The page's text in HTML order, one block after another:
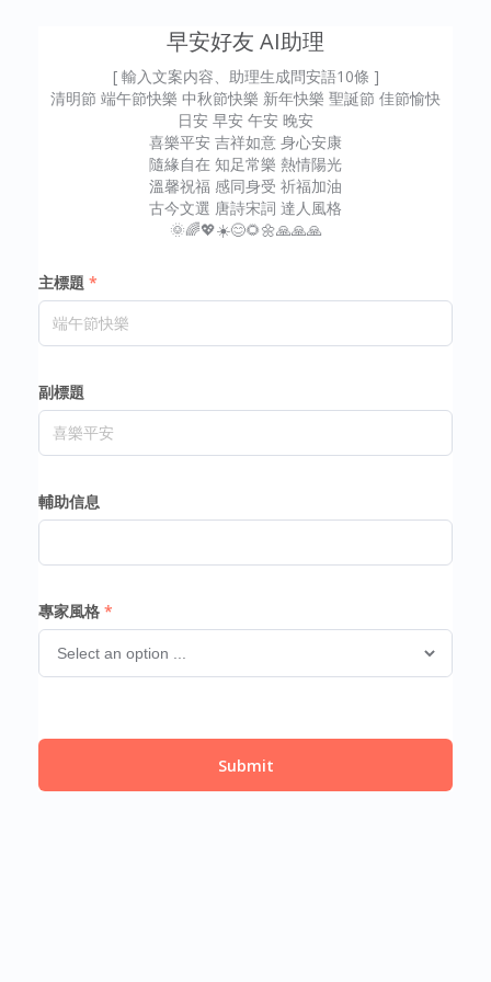
早安好友 AI助理
[ 輸入文案内容、助理生成問安語10條 ]
清明節 端午節快樂 中秋節快樂 新年快樂 聖誕節 佳節愉快
日安 早安 午安 晚安
喜樂平安 吉祥如意 身心安康
隨緣自在 知足常樂 熱情陽光
溫馨祝福 感同身受 祈福加油
古今文選 唐詩宋詞 達人風格
主標題
副標題
輔助信息
專家風格
Submit